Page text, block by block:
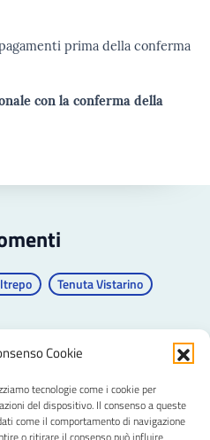
Cookie
tecnologie come i cookie per
del dispositivo. Il consenso a queste
come il comportamento di navigazione
prima della conferma
con la conferma della
Tenuta Vistarino
APS